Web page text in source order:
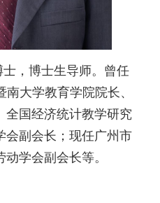
，博士生导师。曾任
南大学教育学院院长、
全国经济统计教学研究
会副会长；现任广州市
学会副会长等。